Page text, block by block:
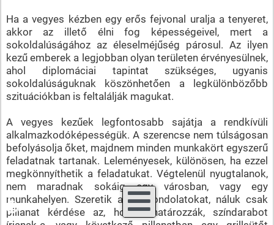
Ha a vegyes kézben egy erős fejvonal uralja a tenyeret,
akkor az illető élni fog képességeivel, mert a
sokoldalúságához az éleselméjűség párosul. Az ilyen
kezű emberek a legjobban olyan területen érvényesülnek,
ahol diplomáciai tapintat szükséges, ugyanis
sokoldalúságuknak köszönhetően a legkülönbözőbb
szituációkban is feltalálják magukat.
A vegyes kezűek legfontosabb sajátja a rendkívüli
alkalmazkodóképességük. A szerencse nem túlságosan
befolyásolja őket, majdnem minden munkakört egyszerű
feladatnak tartanak. Leleményesek, különösen, ha ezzel
megkönnyíthetik a feladatukat. Végtelenül nyugtalanok,
nem maradnak sokáig egy városban, vagy egy
munkahelyen. Szeretik az új gondolatokat, náluk csak
pillanat kérdése az, hogy elhatározzák, színdarabot